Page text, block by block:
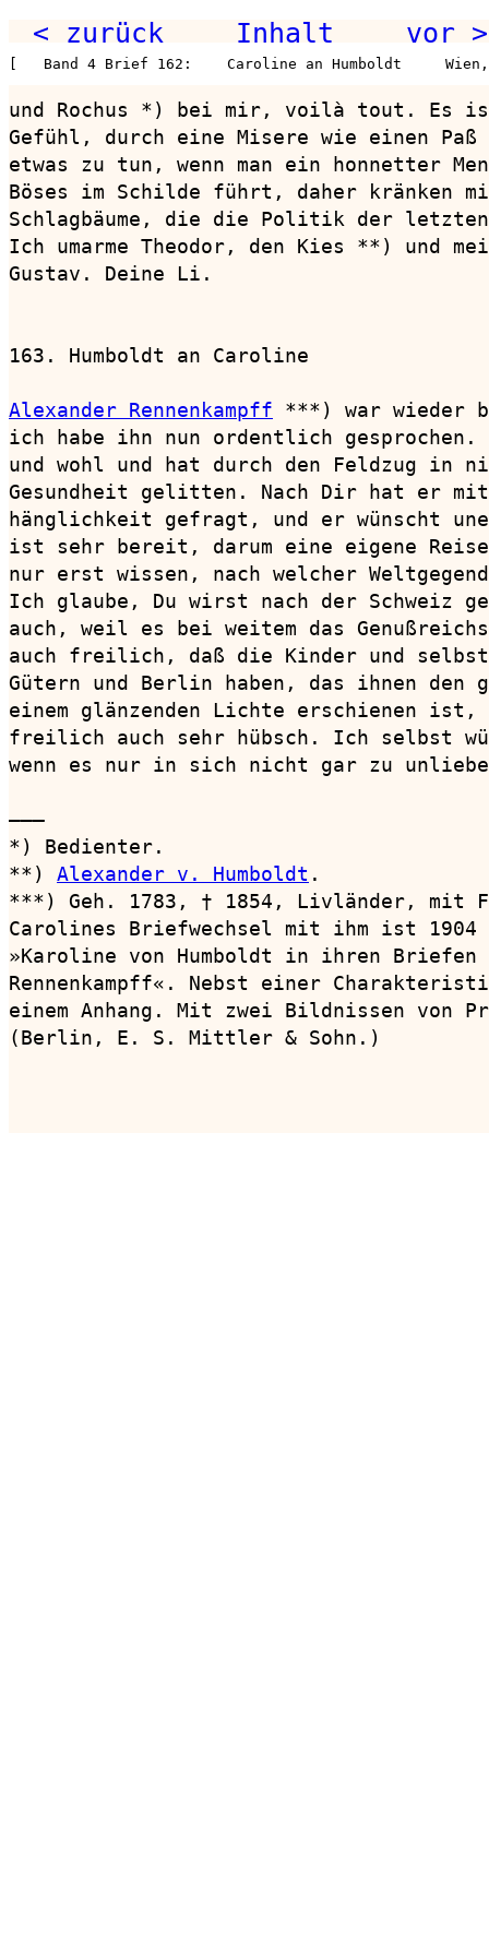
< zurück Inhalt vor >
[   Band 4 Brief 162:    Caroline an Humboldt
und Rochus *) bei mir, voilà tout. Es ist
Gefühl, durch eine Misere wie einen Paß
etwas zu tun, wenn man ein honnetter
Böses im Schilde führt, daher kränken
Schlagbäume, die die Politik der
Ich umarme Theodor, den Kies **) und
Gustav. Deine Li.
163. Humboldt an Caroline
Alexander Rennenkampff ***) war wieder
ich habe ihn nun ordentlich
und wohl und hat durch den Feldzug in
Gesundheit gelitten. Nach Dir hat er
hänglichkeit gefragt, und er wünscht
ist sehr bereit, darum eine eigene Reise
nur erst wissen, nach welcher
Ich glaube, Du wirst nach der Schweiz
auch, weil es bei weitem das
auch freilich, daß die Kinder und selbst
Gütern und Berlin haben, das ihnen den
einem glänzenden Lichte erschienen ist,
freilich auch sehr hübsch. Ich selbst
wenn es nur in sich nicht gar zu
———
*) Bedienter.
**) Alexander v. Humboldt .
***) Geh. 1783, † 1854, Livländer, mit
Carolines Briefwechsel mit ihm ist 1904
»Karoline von Humboldt in ihren Briefen
Rennenkampff«. Nebst einer
einem Anhang. Mit zwei Bildnissen
(Berlin, E. S. Mittler & Sohn.)